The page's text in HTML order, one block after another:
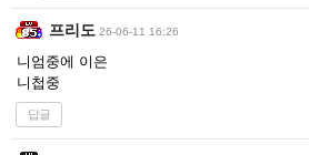
프리도 26-06-11 16:26
니엄중에 이은
니첩중
답글